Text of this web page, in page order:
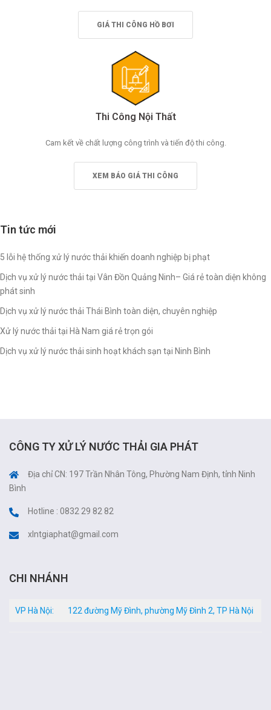
GIÁ THI CÔNG HỒ BƠI
Thi Công Nội Thất
Cam kết về chất lượng công trình và tiến độ thi công.
XEM BÁO GIÁ THI CÔNG
Tin tức mới
5 lỗi hệ thống xử lý nước thải khiến doanh nghiệp bị phạt
Dịch vụ xử lý nước thải tại Vân Đồn Quảng Ninh– Giá rẻ toàn diện không
phát sinh
Dịch vụ xử lý nước thải Thái Bình toàn diện, chuyên nghiệp
Xử lý nước thải tại Hà Nam giá rẻ trọn gói
Dịch vụ xử lý nước thải sinh hoạt khách sạn tại Ninh Bình
CÔNG TY XỬ LÝ NƯỚC THẢI GIA PHÁT
Địa chỉ CN: 197 Trần Nhân Tông, Phường Nam Định, tỉnh Ninh
Bình
Hotline : 0832 29 82 82
xlntgiaphat@gmail.com
CHI NHÁNH
VP Hà Nội: 122 đường Mỹ Đình, phường Mỹ Đình 2, TP Hà Nội